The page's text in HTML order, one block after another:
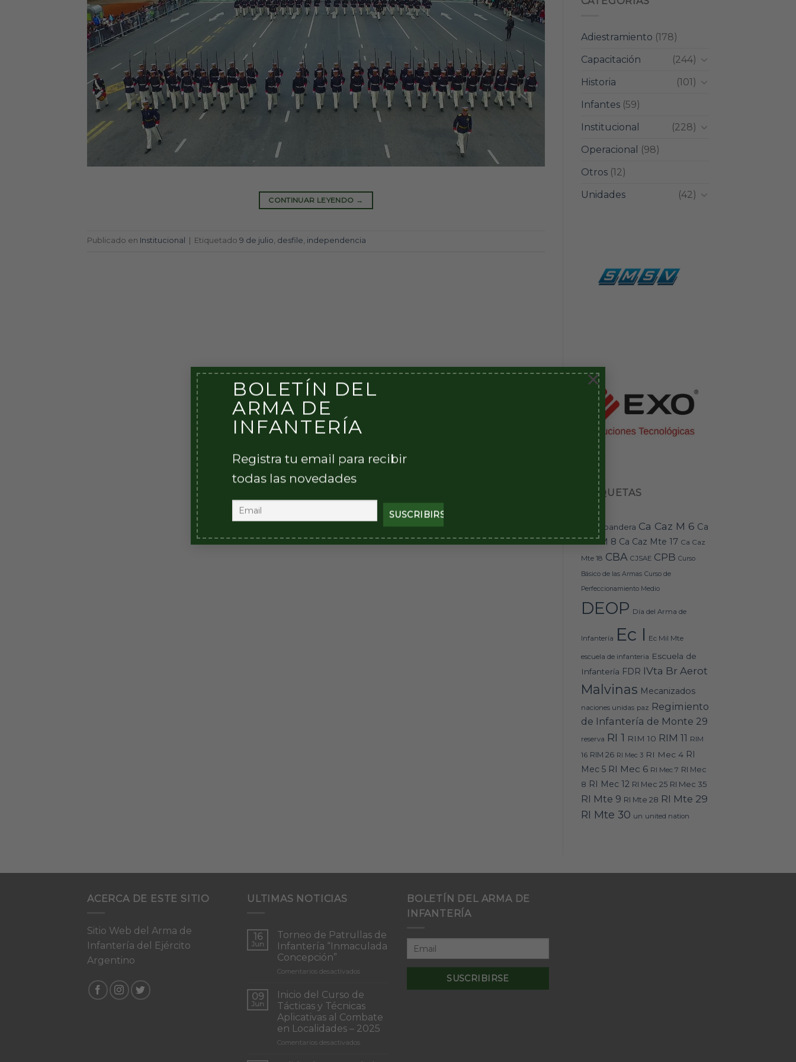
BOLETÍN DEL
ARMA DE
INFANTERÍA
Registra tu email para recibir
todas las novedades
×
CONTINUAR LEYENDO →
Publicado en Institucional Etiquetado 9 de julio, desfile, independencia
Adiestramiento (178)
Capacitación
(244)
Historia
(101)
Infantes(59)
Institucional
(228)
Operacional
(98)
Otros(12)
Unidades
(42)
ETIQUETAS
BAI-11 bandera Ca Caz M 6 Ca
Caz M 8 Ca Caz Mte 17 Ca Caz
Mte 18 CBA CJSAE CPB Curso
Básico de las Armas Curso de
Perfeccionamiento Medio
DEOP Día del Arma de
Infantería Ec I Ec Mil Mte
escuela de infanteria Escuela de
Infantería FDR IVta Br Aerot
Malvinas Mecanizados
naciones unidas paz Regimiento
de Infantería de Monte 29
reserva RI 1 RIM 10 RIM 11 RIM
16 RIM 26 RI Mec 3 RI Mec 4 RI
Mec 5 RI Mec 6 RI Mec 7 RI Mec
8 RI Mec 12 RI Mec 25 RI Mec 35
RI Mte 9 RI Mte 28 RI Mte 29
RI Mte 30 un united nation
ACERCA DE ESTE SITIO
Sitio Web del Arma de
Infantería del Ejército
Argentino
ULTIMAS NOTICIAS
16
Jun
Torneo de Patrullas de
Infantería “Inmaculada
Concepción”
Comentarios desactivadosen
de
de
Infantería
“Inmaculada
09
Jun
Inicio del Curso de
Tácticas y Técnicas
Aplicativas al Combate
en Localidades – 2025
Comentarios desactivadosen
BOLETÍN DEL ARMA DE
INFANTERÍA